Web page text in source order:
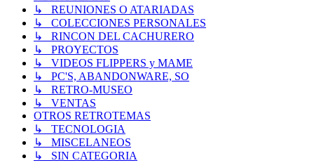
↳ REUNIONES O ATARIADAS
↳ COLECCIONES PERSONALES
↳ RINCON DEL CACHURERO
↳ PROYECTOS
↳ VIDEOS FLIPPERS y MAME
↳ PC'S, ABANDONWARE, SO
↳ RETRO-MUSEO
↳ VENTAS
OTROS RETROTEMAS
↳ TECNOLOGIA
↳ MISCELANEOS
↳ SIN CATEGORIA